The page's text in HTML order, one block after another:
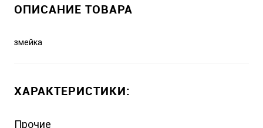
ОПИСАНИЕ ТОВАРА
змейка
ХАРАКТЕРИСТИКИ:
Прочие